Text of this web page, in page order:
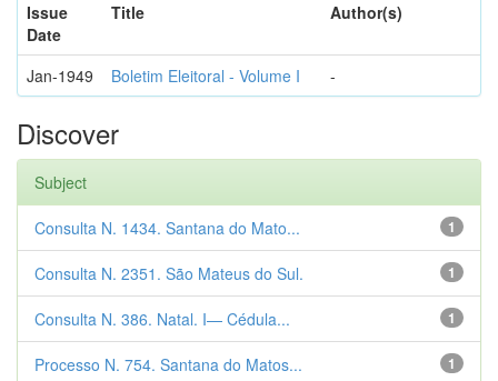
Issue
Date
Title Author(s)
Jan-1949 Boletim Eleitoral - Volume I -
Discover
Subject
1
Consulta N. 1434. Santana do Mato...
1
Consulta N. 2351. São Mateus do Sul.
1
Consulta N. 386. Natal. I— Cédula...
1
Processo N. 754. Santana do Matos...